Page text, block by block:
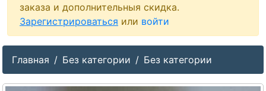
заказа и дополнительныя скидка.
Зарегистрироваться или войти
Главная Без категории Без категории